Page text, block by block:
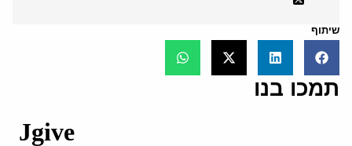
שיתוף
תמכו בנו